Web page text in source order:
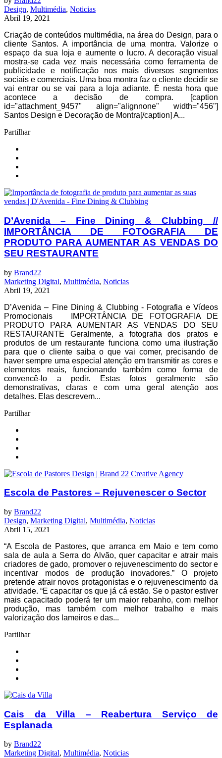
Design, Multimédia, Noticias
Abril 19, 2021
Criação de conteúdos multimédia, na área do Design, para o
cliente Santos. A importância de uma montra. Valorize o
espaço da sua loja e aumente o lucro. A decoração visual
mostra-se cada vez mais necessária como ferramenta de
publicidade e notificação nos mais diversos segmentos
sociais e comerciais. Uma boa montra faz o cliente decidir se
vai entrar ou se vai para a loja adiante. É nesta hora que
acontece a decisão de compra. [caption
id="attachment_9457" align="alignnone" width="456"]
Santos Design e Decoração de Montra[/caption] A...
Partilhar
D’Avenida – Fine Dining & Clubbing //
IMPORTÂNCIA DE FOTOGRAFIA DE
PRODUTO PARA AUMENTAR AS VENDAS DO
SEU RESTAURANTE
by Brand22
Marketing Digital, Multimédia, Noticias
Abril 19, 2021
D’Avenida – Fine Dining & Clubbing - Fotografia e Vídeos
Promocionais IMPORTÂNCIA DE FOTOGRAFIA DE
PRODUTO PARA AUMENTAR AS VENDAS DO SEU
RESTAURANTE Geralmente, a fotografia dos pratos e
produtos de um restaurante funciona como uma ilustração
para que o cliente saiba o que vai comer, precisando de
haver sempre uma especial atenção em transmitir as cores e
elementos reais, funcionando também como forma de
convencê-lo a pedir. Estas fotos geralmente são
demonstrativas, claras e com uma geral atenção aos
detalhes. Elas descrevem...
Partilhar
Escola de Pastores – Rejuvenescer o Sector
by Brand22
Design, Marketing Digital, Multimédia, Noticias
Abril 15, 2021
“A Escola de Pastores, que arranca em Maio e tem como
sala de aula a Serra do Alvão, quer capacitar e atrair mais
criadores de gado, promover o rejuvenescimento do sector e
incentivar modos de produção inovadores.” O projeto
pretende atrair novos protagonistas e o rejuvenescimento da
atividade. “E capacitar os que já cá estão. Se o pastor estiver
mais capacitado poderá ter um maior rebanho, com melhor
produção, mas também com melhor trabalho e mais
valorização dos lameiros e das...
Partilhar
Cais da Villa – Reabertura Serviço de
Esplanada
by Brand22
Marketing Digital, Multimédia, Noticias